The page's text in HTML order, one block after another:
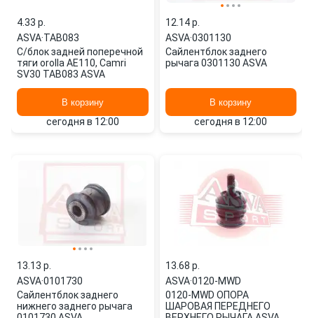
4.33 p.
ASVA·TAB083
С/блок задней поперечной
тяги orolla AE110, Camri
SV30 TAB083 ASVA
В корзину
сегодня в 12:00
12.14 p.
ASVA·0301130
Сайлентблок заднего
рычага 0301130 ASVA
В корзину
сегодня в 12:00
13.13 p.
ASVA·0101730
Сайлентблок заднего
нижнего заднего рычага
13.68 p.
ASVA·0120-MWD
0120-MWD ОПОРА
ШАРОВАЯ ПЕРЕДНЕГО